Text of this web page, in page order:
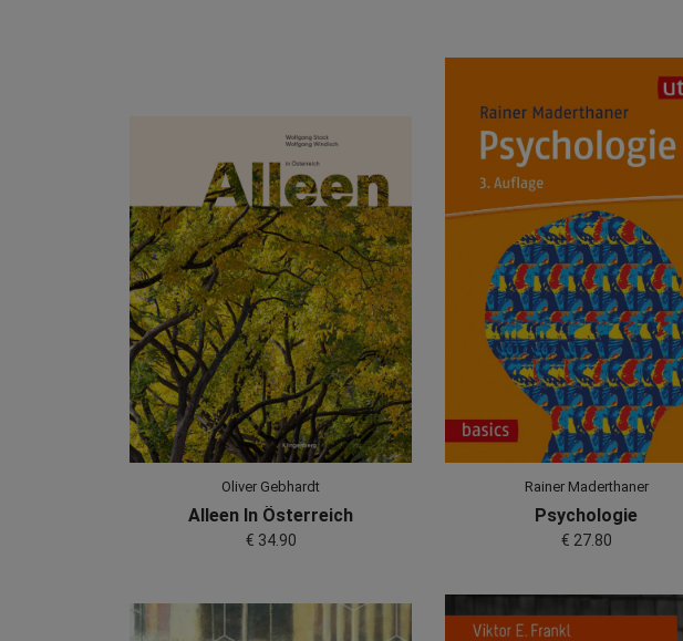
Oliver Gebhardt
Alleen In Österreich
€ 34.90
Rainer Maderthaner
Psychologie
€ 27.80